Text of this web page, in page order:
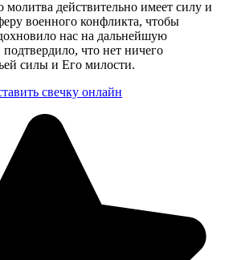
молитва действительно имеет силу и
военного конфликта, чтобы
нас на дальнейшую
что нет ничего
силы и Его милости.